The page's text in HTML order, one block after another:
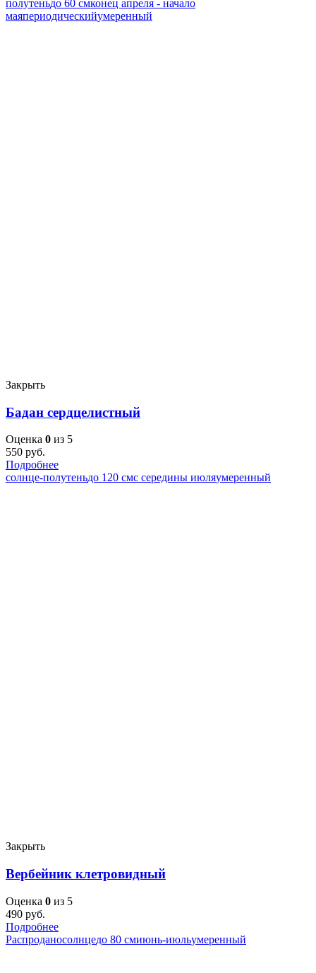
полутеньдо 60 смконец апреля - начало
маяпериодическийумеренный
Закрыть
Бадан сердцелистный
Оценка 0 из 5
550 руб.
Подробнее
солнце-полутеньдо 120 смс середины июляумеренный
Закрыть
Вербейник клетровидный
Оценка 0 из 5
490 руб.
Подробнее
Распроданосолнцедо 80 смиюнь-июльумеренный